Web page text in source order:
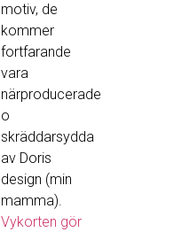
motiv, de
kommer
fortfarande
vara
närproducerade
o
skräddarsydda
av Doris
design (min
mamma).
Vykorten gör